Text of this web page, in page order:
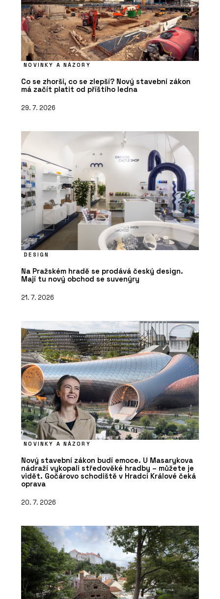
NOVINKY A NÁZORY
Co se zhorší, co se zlepší? Nový stavební zákon
má začít platit od příštího ledna
29. 7. 2026
DESIGN
Na Pražském hradě se prodává český design.
Mají tu nový obchod se suvenýry
21. 7. 2026
NOVINKY A NÁZORY
Nový stavební zákon budí emoce. U Masarykova
nádraží vykopali středověké hradby – můžete je
vidět. Gočárovo schodiště v Hradci Králové čeká
oprava
20. 7. 2026